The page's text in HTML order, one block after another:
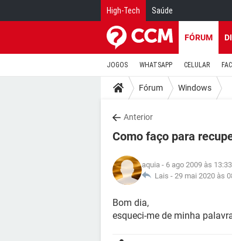
High-Tech Saúde
FÓRUM
JOGOS WHATSAPP CELULAR
Fórum Windows
Anterior
Como faço para
aquia - 6 ago 2009 às 13:33
Lais - 29 mai 2020 às
Bom dia,
esqueci-me de minha